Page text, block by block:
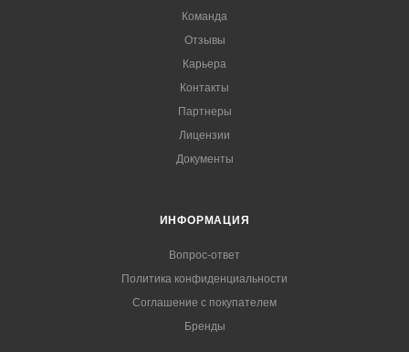
Команда
Отзывы
Карьера
Контакты
Партнеры
Лицензии
Документы
ИНФОРМАЦИЯ
Вопрос-ответ
Политика конфиденциальности
Соглашение с покупателем
Бренды